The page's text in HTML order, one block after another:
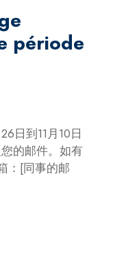
période
日到11月10日
的邮件。如有
：[同事的邮